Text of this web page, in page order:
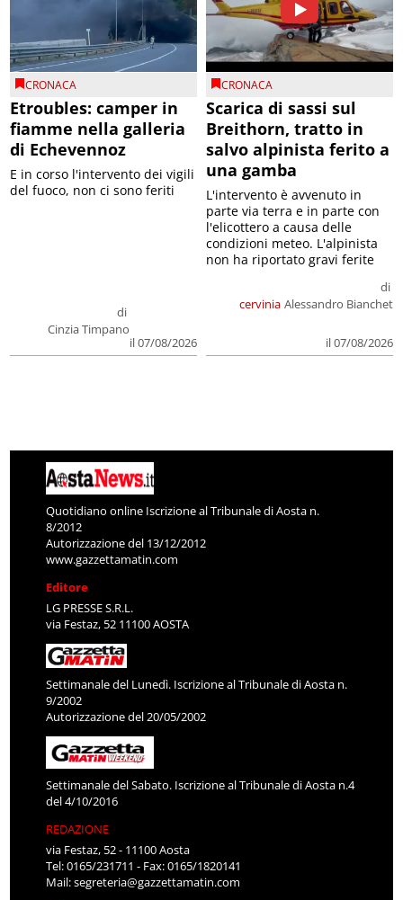
CRONACA
Etroubles: camper in
fiamme nella galleria
di Echevennoz
di
Cinzia Timpano
il 07/08/2026
E in corso l'intervento dei vigili
del fuoco, non ci sono feriti
CRONACA
Scarica di sassi sul
Breithorn, tratto in
salvo alpinista ferito a
una gamba
cervinia
di
Alessandro Bianchet
il 07/08/2026
L'intervento è avvenuto in
parte via terra e in parte con
l'elicottero a causa delle
condizioni meteo. L'alpinista
non ha riportato gravi ferite
Quotidiano online Iscrizione al Tribunale di Aosta n.
8/2012
Autorizzazione del 13/12/2012
www.gazzettamatin.com
Editore
LG PRESSE S.R.L.
via Festaz, 52 11100 AOSTA
Settimanale del Lunedì. Iscrizione al Tribunale di Aosta n.
9/2002
Autorizzazione del 20/05/2002
Settimanale del Sabato. Iscrizione al Tribunale di Aosta n.4
del 4/10/2016
REDAZIONE
via Festaz, 52 - 11100 Aosta
Tel: 0165/231711 - Fax: 0165/1820141
Mail:segreteria@gazzettamatin.com